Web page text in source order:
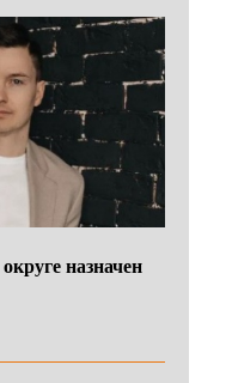
назначен